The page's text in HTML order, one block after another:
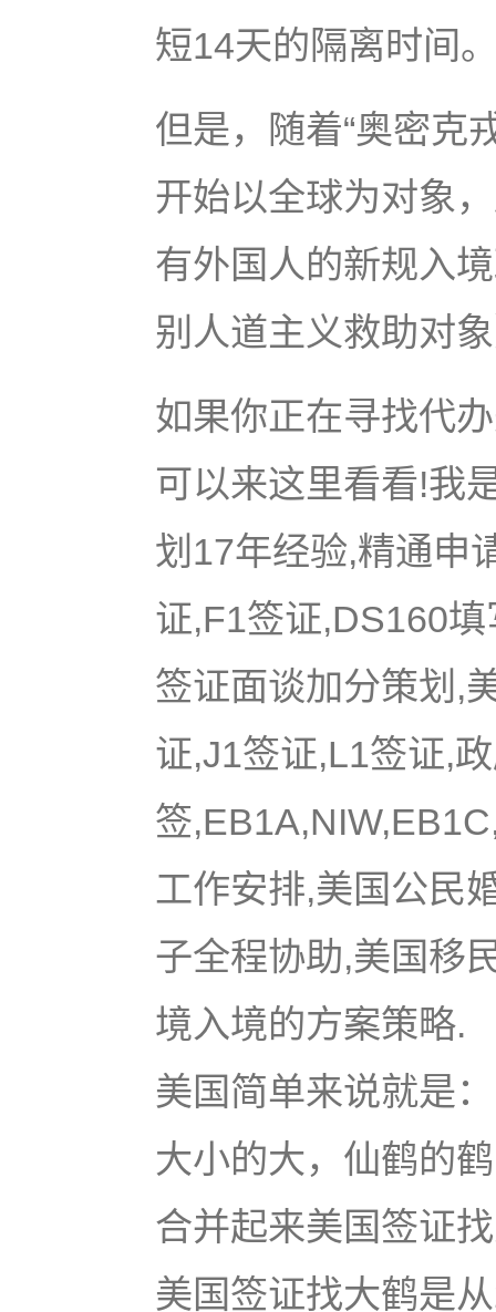
短14天的隔离时间
但是，随着“奥密克
开始以全球为对象
有外国人的新规入
别人道主义救助对
如果你正在寻找代
可以来这里看看!我
划17年经验,精通申
证,F1签证,DS160
签证面谈加分策划,
证,J1签证,L1签证,
签
工作安排,美国公民
子全程协助,美国移
境入境的方案策略.
美国简单来说就是
大小的大，仙鹤的
合并起来美国签证
美国签证找大鹤是